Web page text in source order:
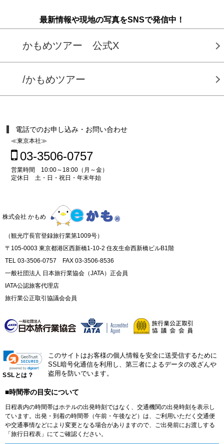
最新情報や現地の写真をSNSで発信中！
かもめツアー 公式X
/かもめツアー
電話でのお申し込み・お問い合わせ
≪東京本社≫
03-3506-0757
営業時間 10:00～18:00（月～金）
定休日 土・日・祝日・年末年始
株式会社 かもめ
（観光庁長官登録旅行業第1009号）
〒105-0003 東京都港区西新橋1-10-2 住友生命西新橋ビルB1階
TEL 03-3506-0757 FAX 03-3506-8536
一般社団法人 日本旅行業協会（JATA）正会員
IATA公認旅客代理店
旅行業公正取引協議会会員
SSLとは？
このサイトはお客様の個人情報を安全に送受信するために
SSL暗号化通信を利用し、第三者によるデータの改ざんや
盗用を防いでいます。
■時間帯の目安について
日程表内の時間帯はホテルの出発時刻ではなく、交通機関の出発時刻を表示し
ています。出発・到着の時間帯（午前・午後など）は、ご利用いただく交通便
や交通事情などにより変更となる場合がありますので、ご出発前にお渡しする
「旅行日程表」にてご確認ください。